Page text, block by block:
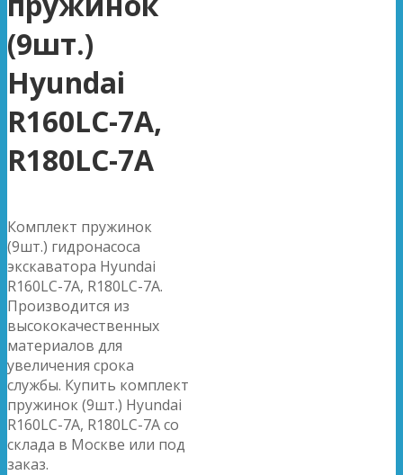
(9шт.)
Hyundai
R160LC-7A,
R180LC-7A
Комплект пружинок
(9шт.) гидронасоса
экскаватора Hyundai
R160LC-7A, R180LC-7A.
Производится из
высококачественных
материалов для
увеличения срока
службы. Купить комплект
пружинок (9шт.) Hyundai
R160LC-7A, R180LC-7A со
склада в Москве или под
заказ.